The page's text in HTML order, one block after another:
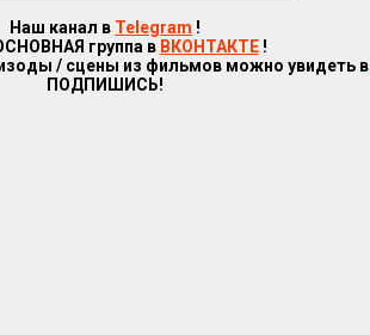
Наш канал в Telegram !
группа в ВКОНТАКТЕ!
/ сцены из фильмов можно увидеть в
ПОДПИШИСЬ!